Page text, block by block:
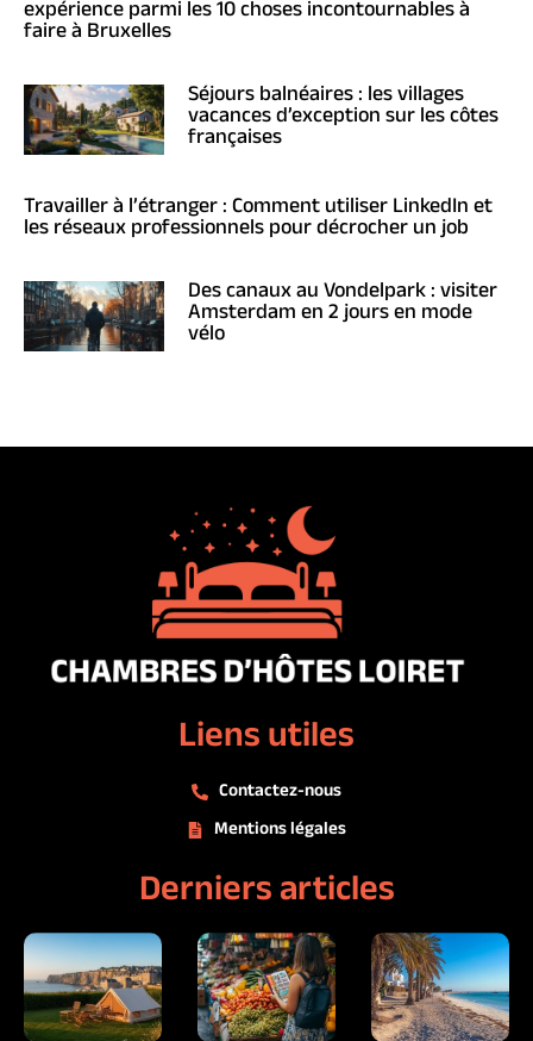
expérience parmi les 10 choses incontournables à
faire à Bruxelles
Séjours balnéaires : les villages
vacances d’exception sur les côtes
françaises
Travailler à l’étranger : Comment utiliser LinkedIn et
les réseaux professionnels pour décrocher un job
Des canaux au Vondelpark : visiter
Amsterdam en 2 jours en mode
vélo
Liens utiles
Contactez-nous
Mentions légales
Derniers articles